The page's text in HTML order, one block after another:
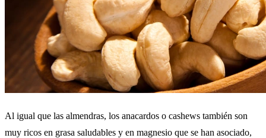
Al igual que las almendras, los anacardos o cashews también son
muy ricos en grasa saludables y en magnesio que se han asociado,